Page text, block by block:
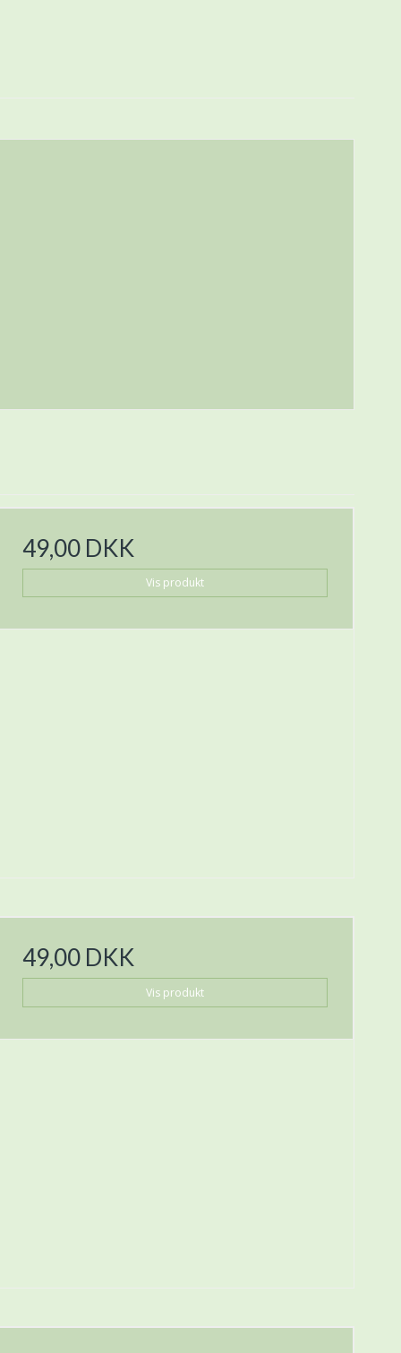
49,00 DKK
Vis produkt
49,00 DKK
Vis produkt